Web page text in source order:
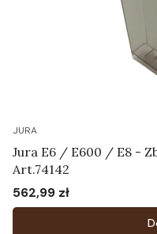
JURA
Jura E6 / E600 / E8 -
Art.74142
Cena
562,99 zł